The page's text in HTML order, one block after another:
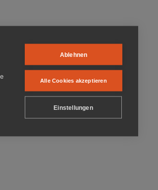
Ablehnen
Alle Cookies akzeptieren
Einstellungen